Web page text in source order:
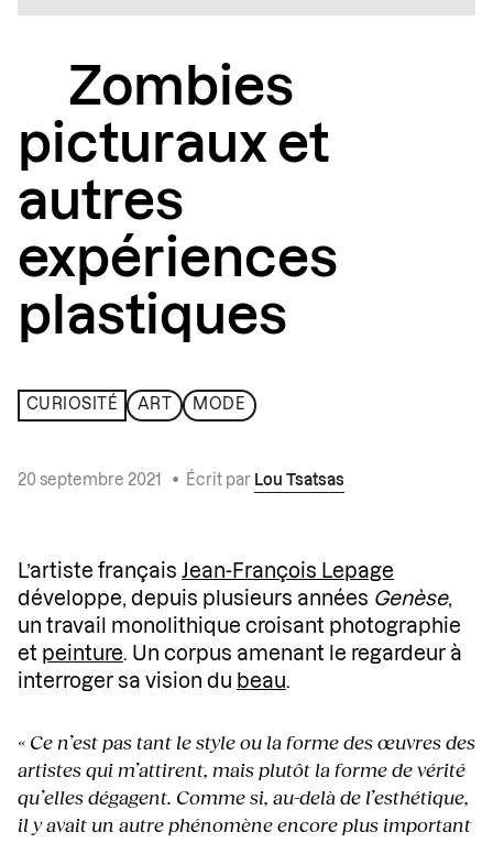
Zombies
picturaux et
autres
expériences
plastiques
CURIOSITÉ ART MODE
20 septembre 2021 • Écrit par Lou Tsatsas
L’artiste français Jean-François Lepage
développe, depuis plusieurs années Genèse,
un travail monolithique croisant photographie
et peinture. Un corpus amenant le regardeur à
interroger sa vision du beau.
« Ce n’est pas tant le style ou la forme des œuvres des
artistes qui m’attirent, mais plutôt la forme de vérité
qu’elles dégagent. Comme si, au-delà de l’esthétique,
il y avait un autre phénomène encore plus important